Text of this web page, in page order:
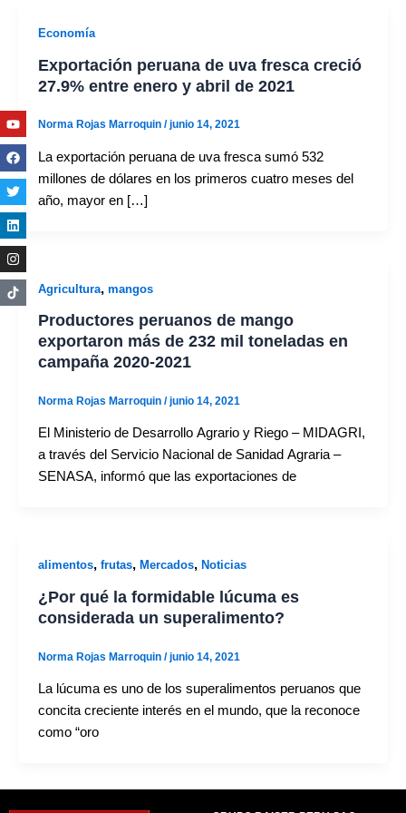
Economía
Exportación peruana de uva fresca creció
27.9% entre enero y abril de 2021
Norma Rojas Marroquin /junio 14, 2021
La exportación peruana de uva fresca sumó 532
millones de dólares en los primeros cuatro meses del
año, mayor en […]
Agricultura, mangos
Productores peruanos de mango
exportaron más de 232 mil toneladas en
campaña 2020-2021
Norma Rojas Marroquin /junio 14, 2021
El Ministerio de Desarrollo Agrario y Riego – MIDAGRI,
a través del Servicio Nacional de Sanidad Agraria –
SENASA, informó que las exportaciones de
alimentos, frutas, Mercados, Noticias
¿Por qué la formidable lúcuma es
considerada un superalimento?
Norma Rojas Marroquin /junio 14, 2021
La lúcuma es uno de los superalimentos peruanos que
concita creciente interés en el mundo, que la reconoce
como “oro
Youtube
Facebook
Twitter
Linkedin
Instagram